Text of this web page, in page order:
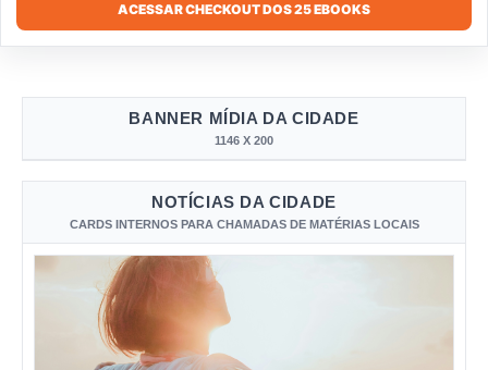
ACESSAR CHECKOUT DOS 25 EBOOKS
BANNER MÍDIA DA CIDADE
1146 X 200
NOTÍCIAS DA CIDADE
CARDS INTERNOS PARA CHAMADAS DE MATÉRIAS LOCAIS